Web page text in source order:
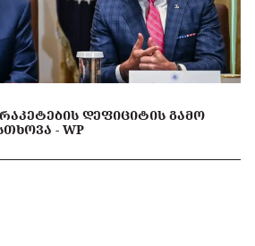
ᲓᲔᲤᲘᲪᲘᲢᲘᲡ ᲒᲐᲛᲝ
- WP